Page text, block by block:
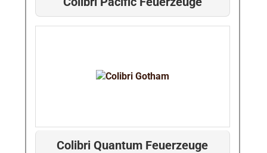
Colibri Quantum Feuerzeuge